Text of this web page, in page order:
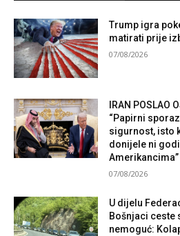
Trump igra
matirati prije
07/08/2026
IRAN POSLAO
“Papirni
sigurnost, isto
donijele ni
Amerikancima”
07/08/2026
U dijelu
Bošnjaci ceste
nemoguć: